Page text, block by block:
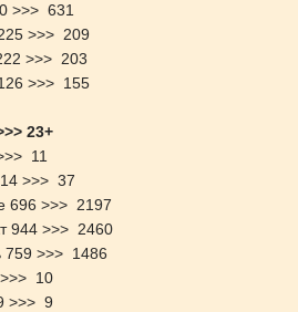
>>> 631
>>> 209
>>> 203
>>> 155
23+
11
14 >>> 37
696 >>> 2197
944 >>> 2460
759 >>> 1486
10
>>> 9